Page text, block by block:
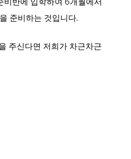
준비하는 것입니다.
주신다면 저희가 차근차근